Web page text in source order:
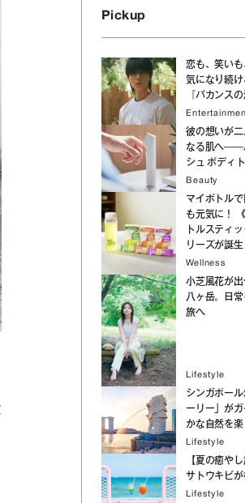
Pickup
恋も、笑い
気になり続
『バカンスの
彼の想いが二
なる肌へ──
シュ ボディ
Beauty
マイボトル
も元気に！
トルスティ
リーズが誕生
Wellness
小芝風花が
八ヶ岳。日
旅へ
Lifestyle
シンガポー
ーリー」が
かな自然を
Lifestyle
【夏の癒や
サトウキビ
Lifestyle